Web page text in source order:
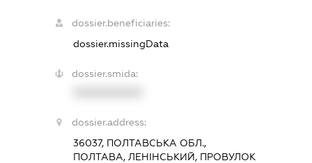
dossier.beneficiaries:
dossier.missingData
dossier.smida:
dossier.address:
36037, ПОЛТАВСЬКА ОБЛ.,
ПОЛТАВА, ЛЕНІНСЬКИЙ, ПРОВУЛОК